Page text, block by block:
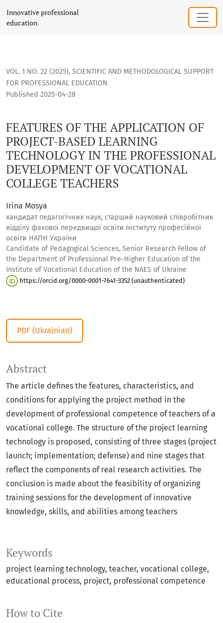
FEATURES OF THE APPLICATION OF PROJECT-BASED
Innovative professional
education
VOL. 1 NO. 22 (2025), SCIENTIFIC AND METHODOLOGICAL SUPPORT
FOR PROFESSIONAL EDUCATION
FEATURES OF THE APPLICATION OF
PROJECT-BASED LEARNING
TECHNOLOGY IN THE PROFESSIONAL
DEVELOPMENT OF VOCATIONAL
COLLEGE TEACHERS
Published 2025-04-28
Irina Mosya
кандидат педагогічних наук, старший науковий співробітник
відділу фахової передвищої освіти Інституту професійної
освіти НАПН України
Candidate of Pedagogical Sciences, Senior Research Fellow of
the Department of Professional Pre-Higher Education of the
Institute of Vocational Education of the NAES of Ukraine
https://orcid.org/0000-0001-7641-3352 (unauthenticated)
PDF (Ukrainian)
Keywords
project learning technology, teacher, vocational college,
educational process, project, professional competence
How to Cite
Abstract
The article defines the features, characteristics, and
conditions for applying the project method in the
development of professional competence of teachers of a
vocational college. The structure of the project learning
technology is proposed, consisting of three stages (project
launch; implementation; defense) and nine stages that
reflect the components of real research activities. The
conclusion is made about the feasibility of organizing
training sessions for the development of innovative
knowledge, skills, and abilities among teachers